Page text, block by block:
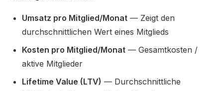
Umsatz pro Mitglied/Monat — Zeigt den
durchschnittlichen Wert eines Mitglieds
Kosten pro Mitglied/Monat — Gesamtkosten /
aktive Mitglieder
Lifetime Value (LTV) — Durchschnittliche